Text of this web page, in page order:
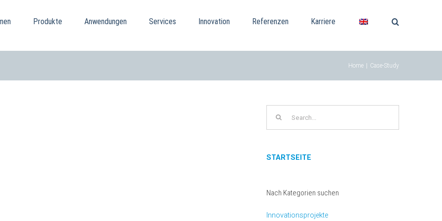
Produkte Anwendungen Services Innovation Referenzen Karriere
Home Case-Study
STARTSEITE
Nach Kategorien suchen
Innovationsprojekte